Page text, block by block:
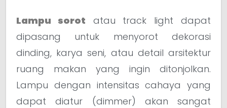
Lampu sorot atau track light dapat
dipasang untuk menyorot dekorasi
dinding, karya seni, atau detail arsitektur
ruang makan yang ingin ditonjolkan.
Lampu dengan intensitas cahaya yang
dapat diatur (dimmer) akan sangat